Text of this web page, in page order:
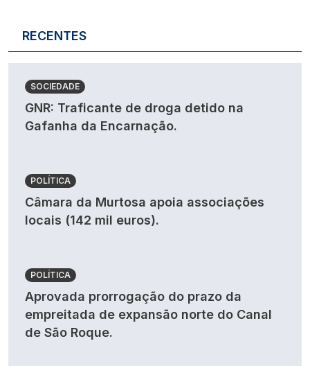
RECENTES
SOCIEDADE
GNR: Traficante de droga detido na
Gafanha da Encarnação.
POLÍTICA
Câmara da Murtosa apoia associações
locais (142 mil euros).
POLÍTICA
Aprovada prorrogação do prazo da
empreitada de expansão norte do Canal
de São Roque.